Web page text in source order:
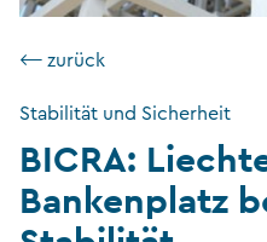
⟵ zurück
Stabilität und Sicherheit
BICRA:
Bankenplatz